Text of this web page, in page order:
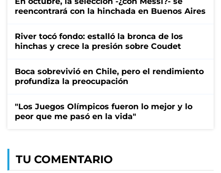
reencontrará con la hinchada en Buenos Aires
River tocó fondo: estalló la bronca de los
hinchas y crece la presión sobre Coudet
Boca sobrevivió en Chile, pero el rendimiento
profundiza la preocupación
"Los Juegos Olímpicos fueron lo mejor y lo
peor que me pasó en la vida"
TU COMENTARIO